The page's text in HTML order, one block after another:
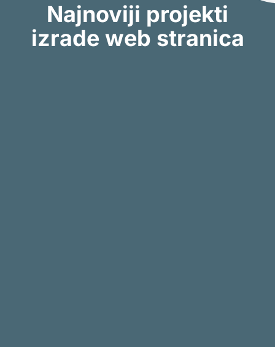
Najnoviji projekti
izrade web stranica